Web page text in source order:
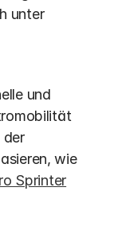
unter
und
der
wie
Sprinter